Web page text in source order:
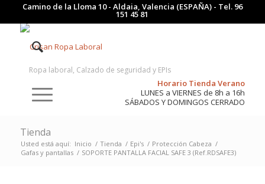
Camino de la Lloma 10 - Aldaia, Valencia (ESPAÑA) - Tel. 96
151 45 81
Ropa laboral, Calzado de seguridad y EPIs
Horario Tienda Verano
LUNES a VIERNES de 8h a 16h
SÁBADOS Y DOMINGOS CERRADO
Tienda
Usted está aquí: Inicio / Tienda / Epi's / Protección Cabeza /
Gafas y pantallas / SOPORTE PANTALLA FACIAL SAFE 3 (Ref.RDSAFE3)